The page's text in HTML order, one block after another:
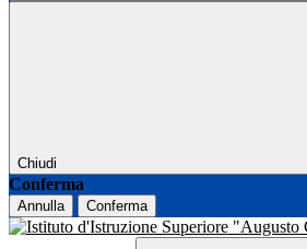
Chiudi
Conferma
Annulla Conferma